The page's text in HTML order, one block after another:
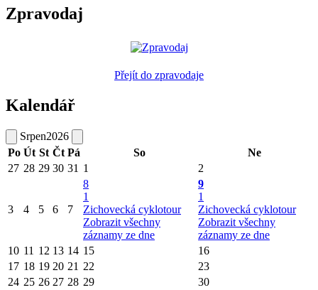
Zpravodaj
Přejít do zpravodaje
Kalendář
Srpen2026
Po Út St Čt Pá So
Ne
27 28 29 30 31 1 2
3 4 5 6 7
8
1
Zichovecká cyklotour
Zobrazit všechny
záznamy ze dne
9
1
Zichovecká cyklotour
Zobrazit všechny
záznamy ze dne
10 11 12 13 14 15
16
17 18 19 20 21 22
23
24 25 26 27 28 29 30